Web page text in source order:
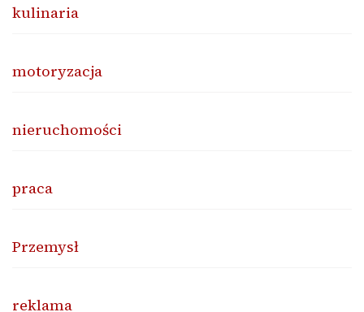
kulinaria
motoryzacja
nieruchomości
praca
Przemysł
reklama